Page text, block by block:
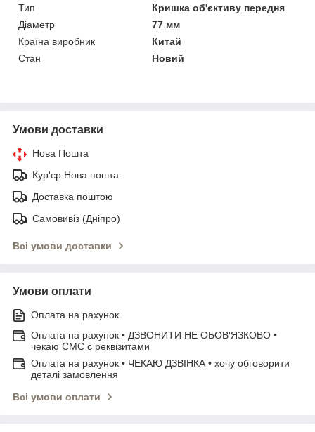
Тип
Кришка об'єктиву передня
Діаметр
77 мм
Країна виробник
Китай
Стан
Новий
Умови доставки
Нова Пошта
Кур'єр Нова пошта
Доставка поштою
Самовивіз (Дніпро)
Всі умови доставки
Умови оплати
Оплата на рахунок
Оплата на рахунок • ДЗВОНИТИ НЕ ОБОВ'ЯЗКОВО •
чекаю СМС с реквізитами
Оплата на рахунок • ЧЕКАЮ ДЗВІНКА • хочу обговорити
деталі замовлення
Всі умови оплати